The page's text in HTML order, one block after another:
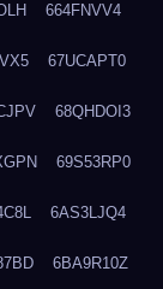
664FNVV4
67UCAPT0
68QHDOI3
69S53RP0
6AS3LJQ4
6BA9R10Z